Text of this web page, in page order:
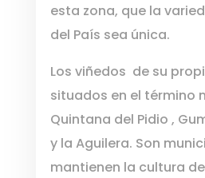
esta zona, que la
del País sea única.
Los viñedos de su
situados en el término
Quintana del Pidio ,
y la Aguilera. Son
mantienen la cultura